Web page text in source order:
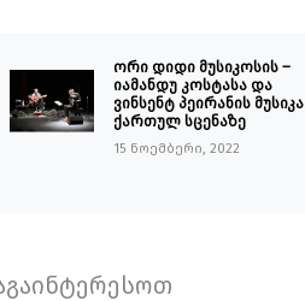
ორი დიდი მუსიკოსის –
იამანდუ კოსტასა და
ვინსენტ პეირანის მუსიკა
ქართულ სცენაზე
15 ნოემბერი, 2022